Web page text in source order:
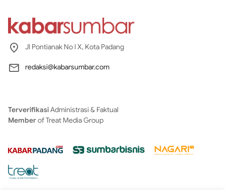
Jl Pontianak No I X, Kota Padang
redaksi@kabarsumbar.com
TerverifikasiAdministrasi & Faktual
Memberof Treat Media Group